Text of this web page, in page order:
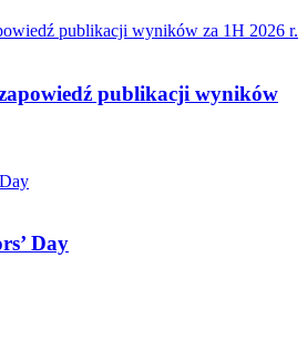
publikacji wyników
Day